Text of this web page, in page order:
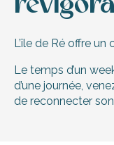
L’île de Ré offre
Le temps d’un
d’une journée,
de reconnecter